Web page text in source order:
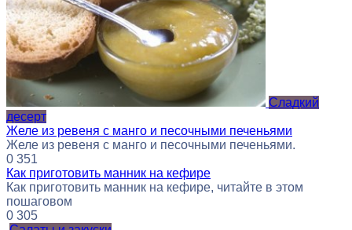
Сладкий
десерт
Желе из ревеня с манго и песочными печеньями
Желе из ревеня с манго и песочными печеньями.
0 351
Как приготовить манник на кефире
Как приготовить манник на кефире, читайте в этом
пошаговом
0 305